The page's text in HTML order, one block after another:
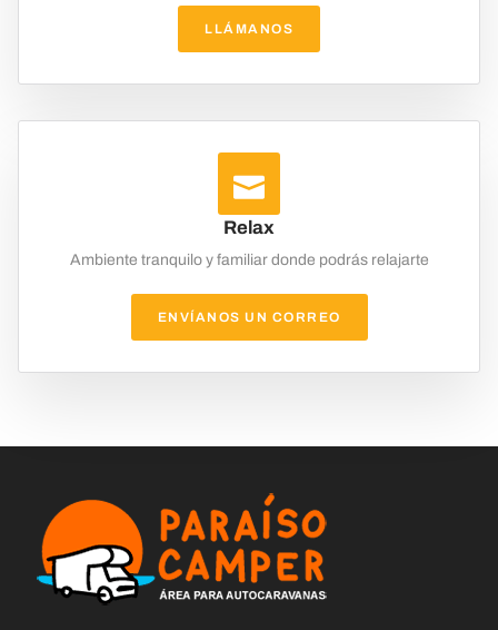
LLÁMANOS
Relax
Ambiente tranquilo y familiar donde podrás relajarte
ENVÍANOS UN CORREO